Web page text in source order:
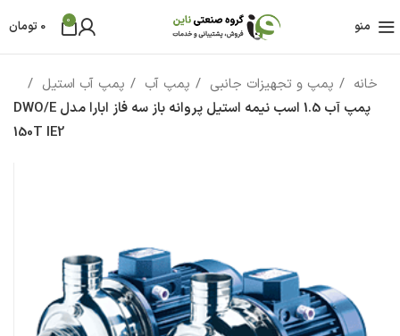
منو 0
0 تومان
خانه پمپ و تجهیزات جانبی پمپ آب
پمپ آب استیل
پمپ آب 1.5 اسب نيمه استيل پروانه باز سه فاز ابارا مدل DWO/E
150T IE2